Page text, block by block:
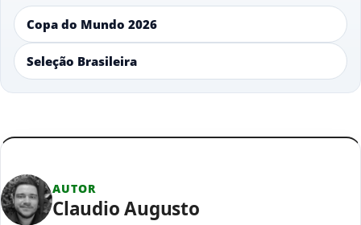
Copa do Mundo 2026
Seleção Brasileira
AUTOR
Claudio Augusto